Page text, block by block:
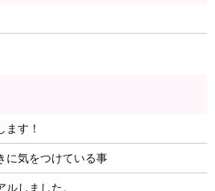
す！
に気をつけている事
しました。